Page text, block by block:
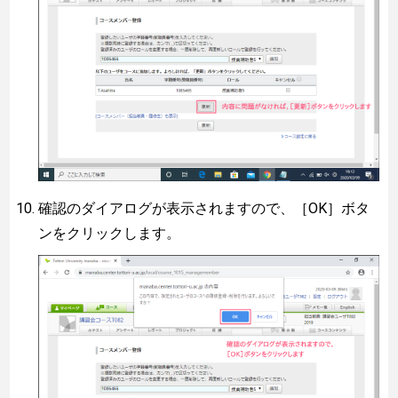
確認のダイアログが表示されますので、［OK］ボタ
ンをクリックします。